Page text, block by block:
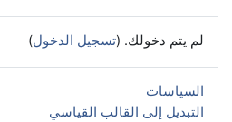
لم يتم دخولك. (تسجيل الدخول)
السياسات
التبديل إلى القالب القياسي